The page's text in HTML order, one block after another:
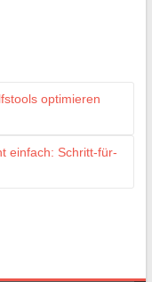
optimieren
einfach: Schritt-für-